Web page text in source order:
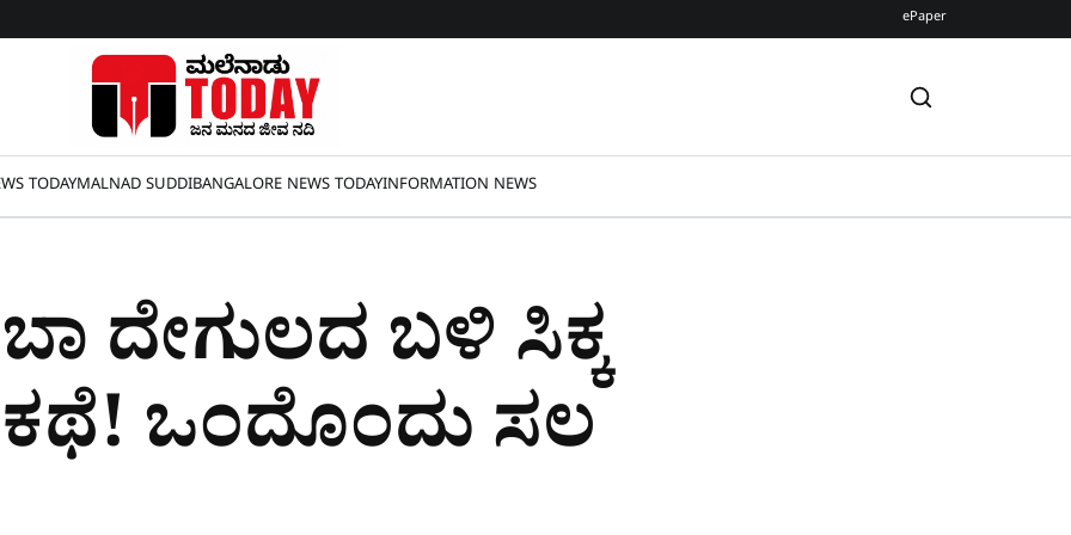
ePaper
TODAYMALNAD SUDDIBANGALORE NEWS TODAYINFORMATION NEWS
ದೇಗುಲದ ಬಳಿ ಸಿಕ್ಕ
ಒಂದೊಂದು ಸಲ